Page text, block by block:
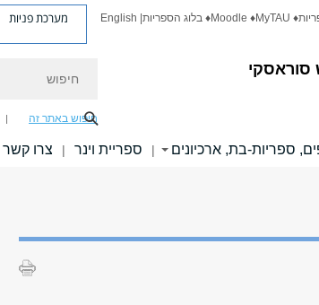
♦ MyTAU
♦ Moodle ♦ בלוג הספריות מערכת פניות
חיפוש באתר זה
ספריות-בת, ארכיונים | ספריית וינר | צרו קשר